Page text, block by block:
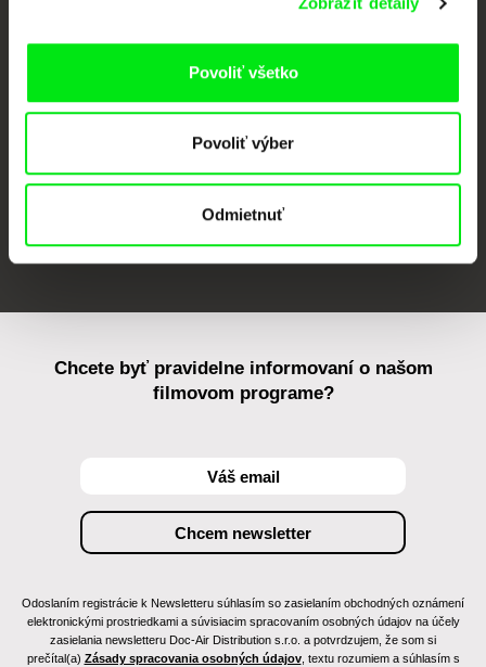
Povoliť všetko
Povoliť výber
Odmietnuť
Against Gravity
Chcete byť pravidelne informovaní o našom
filmovom programe?
Odoslaním registrácie k Newsletteru súhlasím so zasielaním obchodných oznámení
elektronickými prostriedkami a súvisiacim spracovaním osobných údajov na účely
zasielania newsletteru Doc-Air Distribution s.r.o. a potvrdzujem, že som si
prečítal(a) Zásady spracovania osobných údajov, textu rozumiem a súhlasím s